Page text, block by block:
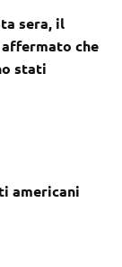
sera, il
che
stati
americani